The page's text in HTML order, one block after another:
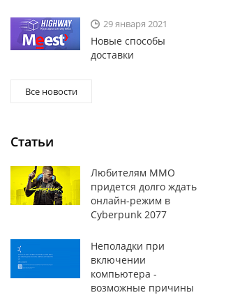
29 января 2021
Новые способы
доставки
Все новости
Статьи
Любителям MMO
придется долго ждать
онлайн-режим в
Cyberpunk 2077
Неполадки при
включении
компьютера -
возможные причины